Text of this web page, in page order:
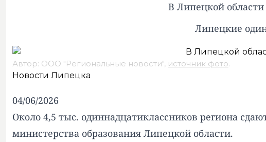
В Липецкой
Липецкие
Автор: ООО "Региональные новости", источник фото.
Новости Липецка
04/06/2026
Около 4,5 тыс. одиннадцатиклассников региона
министерства образования Липецкой области.